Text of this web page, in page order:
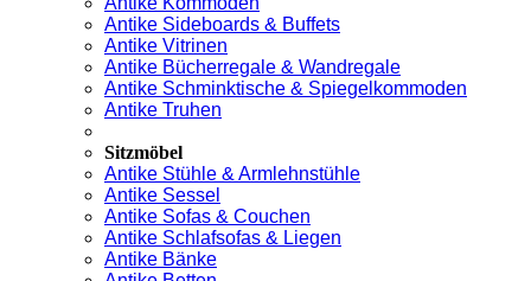
Antike Sideboards & Buffets
Antike Vitrinen
Antike Bücherregale & Wandregale
Antike Schminktische & Spiegelkommoden
Antike Truhen
Sitzmöbel
Antike Stühle & Armlehnstühle
Antike Sessel
Antike Sofas & Couchen
Antike Schlafsofas & Liegen
Antike Bänke